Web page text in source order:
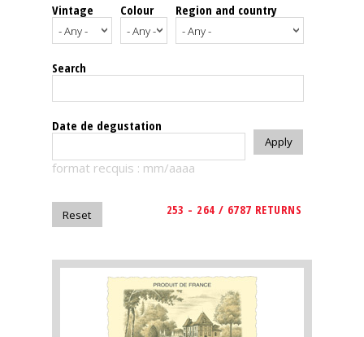
Spirits
Tasting
reviews
The
magazine
Magazine
Vintage Colour Region and country
Search
Date de degustation
format recquis : mm/aaaa
253 - 264 / 6787 RETURNS